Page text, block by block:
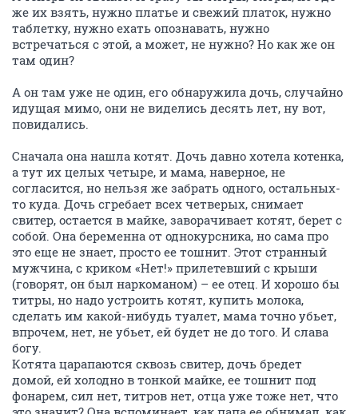
же их взять, нужно платье и свежий платок, нужно
таблетку, нужно ехать опознавать, нужно
встречаться с этой, а может, не нужно? Но как же он
там один?
А он там уже не один, его обнаружила дочь, случайно
идущая мимо, они не виделись десять лет, ну вот,
повидались.
Сначала она нашла котят. Дочь давно хотела котенка,
а тут их целых четыре, и мама, наверное, не
согласится, но нельзя же забрать одного, остальных-
то куда. Дочь сгребает всех четверых, снимает
свитер, остается в майке, заворачивает котят, берет с
собой. Она беременна от однокурсника, но сама про
это еще не знает, просто ее тошнит. Этот странный
мужчина, с криком «Нет!» прилетевший с крыши
(говорят, он был наркоманом) – ее отец. И хорошо бы
титры, но надо устроить котят, купить молока,
сделать им какой-нибудь туалет, мама точно убьет,
впрочем, нет, не убьет, ей будет не до того. И слава
богу.
Котята царапаются сквозь свитер, дочь бредет
домой, ей холодно в тонкой майке, ее тошнит под
фонарем, сил нет, титров нет, отца уже тоже нет, что